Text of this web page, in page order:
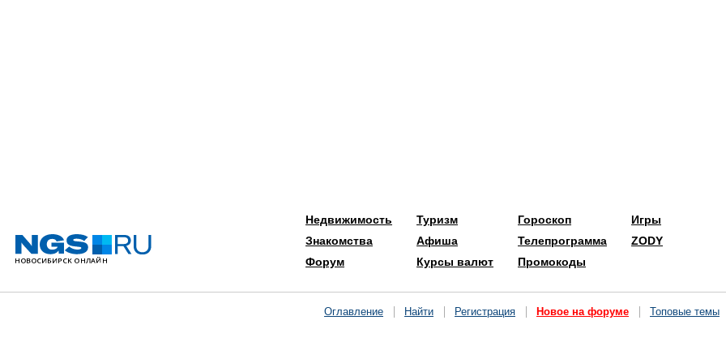
Недвижимость
Знакомства
Форум
Туризм
Афиша
Курсы валют
Гороскоп
Телепрограмма
Промокоды
Игры
ZODY
Оглавление Найти Регистрация Новое на форуме Топовые темы